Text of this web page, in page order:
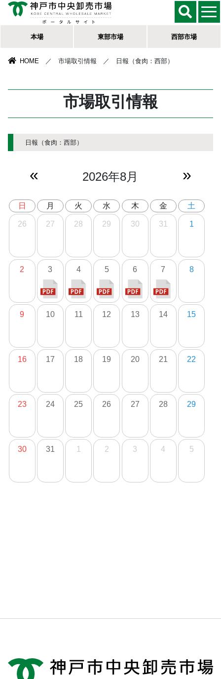
本場 東部市場 西部市場
HOME ／ 市場取引情報 ／ 日報（食肉：西部）
市場取引情報
日報（食肉：西部）
« 2026年8月 »
日 月 火 水 木 金 土
26 27 28 29 30 31 1
2 3 4 5 6 7 8
9 10 11 12 13 14 15
16 17 18 19 20 21 22
23 24 25 26 27 28 29
30 31 1 2 3 4 5